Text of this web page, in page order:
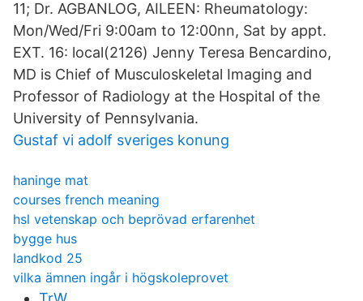
11; Dr. AGBANLOG, AILEEN: Rheumatology:
Mon/Wed/Fri 9:00am to 12:00nn, Sat by appt.
EXT. 16: local(2126) Jenny Teresa Bencardino,
MD is Chief of Musculoskeletal Imaging and
Professor of Radiology at the Hospital of the
University of Pennsylvania.
Gustaf vi adolf sveriges konung
haninge mat
courses french meaning
hsl vetenskap och beprövad erfarenhet
bygge hus
landkod 25
vilka ämnen ingår i högskoleprovet